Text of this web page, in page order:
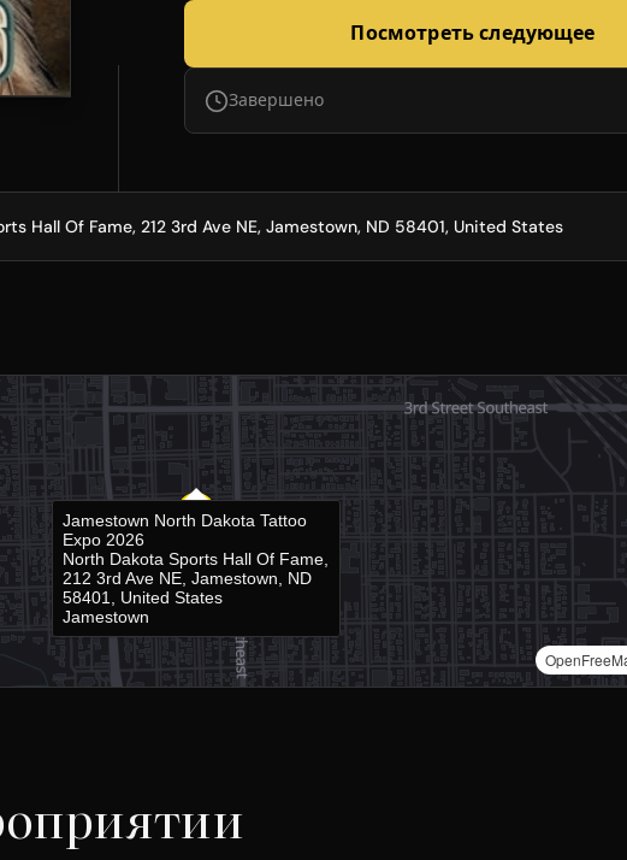
Посмотреть следующее
Завершено
Hall Of Fame, 212 3rd Ave NE, Jamestown, ND 58401, United States
Jamestown North Dakota Tattoo
Expo 2026
North Dakota Sports Hall Of Fame,
212 3rd Ave NE, Jamestown, ND
58401, United States
Jamestown